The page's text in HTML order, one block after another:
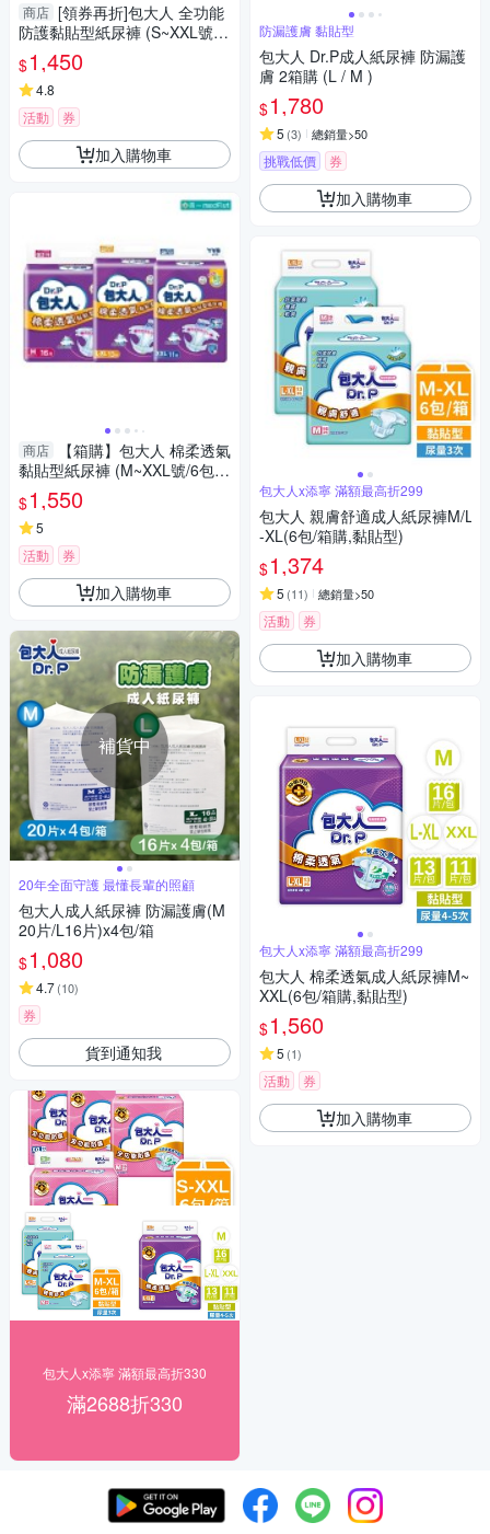
商店 [領券再折]包大人 全功能
防護黏貼型紙尿褲 (S~XXL號/6
包/箱)【杏一】
$1,450
4.8
活動
券
加入購物車
商店
【箱購】包大人 棉柔透氣
黏貼型紙尿褲 (M~XXL號/6包/
箱)【杏一】
$1,550
5
活動
券
加入購物車
補貨中
20年全面守護 最懂長輩的照顧
包大人成人紙尿褲 防漏護膚(M
20片/L16片)x4包/箱
$1,080
4.7(10)
券
貨到通知我
包大人x添寧 滿額最高折330
滿2688折330
防漏護膚 黏貼型
包大人 Dr.P成人紙尿褲 防漏護
膚 2箱購 (L / M )
$1,780
5 (3) 總銷量>50
挑戰低價 券
加入購物車
包大人x添寧 滿額最高折299
包大人 親膚舒適成人紙尿褲M/L
-XL(6包/箱購,黏貼型)
$1,374
5 (11) 總銷量>50
活動 券
加入購物車
包大人x添寧 滿額最高折299
包大人 棉柔透氣成人紙尿褲M~
XXL(6包/箱購,黏貼型)
$1,560
5 (1)
活動 券
加入購物車